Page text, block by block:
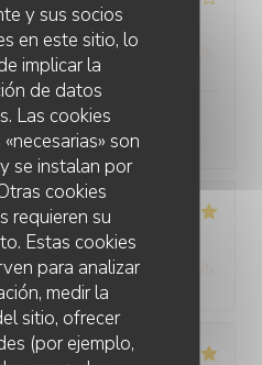
y sus socios
en este sitio, lo
implicar la
de datos
Las cookies
son
se instalan por
cookies
requieren su
Estas cookies
para analizar
medir la
sitio, ofrecer
(por ejemplo,
2
Menú 4 Calidad / Precio
2
Menú: 5/5 Calidad / Precio